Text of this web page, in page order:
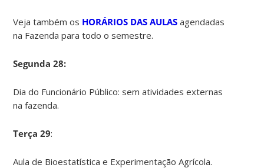
Veja também os HORÁRIOS DAS AULAS agendadas
na Fazenda para todo o semestre.
Segunda 28:
Dia do Funcionário Público: sem atividades externas
na fazenda.
Terça 29:
Aula de Bioestatística e Experimentação Agrícola.